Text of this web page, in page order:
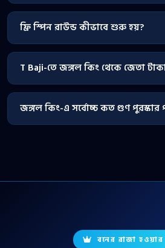
ফ্রি স্পিন রাউন্ড কীভাবে শুরু হয়?
T Baji-তে জঙ্গল কিং থেকে জেতা
জঙ্গল কিং-এ সর্বোচ্চ কত গুণ পুরস্কার
বনের রাজা